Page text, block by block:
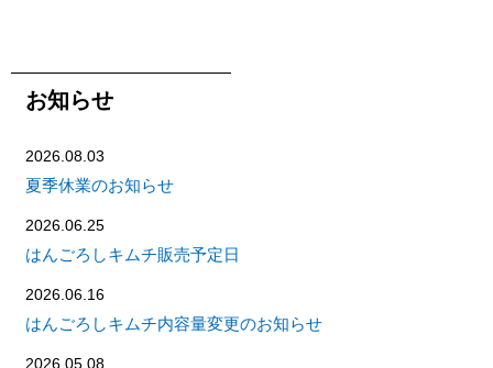
お知らせ
2026.08.03
夏季休業のお知らせ
2026.06.25
はんごろしキムチ販売予定日
2026.06.16
はんごろしキムチ内容量変更のお知らせ
2026.05.08